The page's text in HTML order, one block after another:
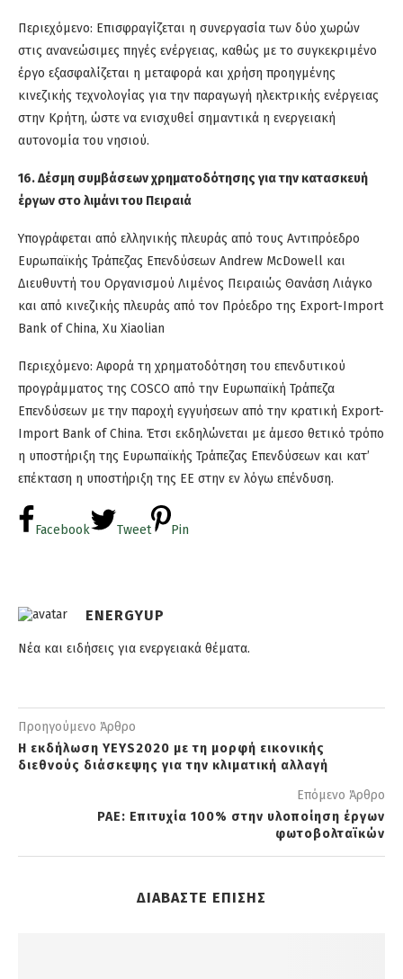
Περιεχόμενο: Επισφραγίζεται η συνεργασία των δύο χωρών
στις ανανεώσιμες πηγές ενέργειας, καθώς με το συγκεκριμένο
έργο εξασφαλίζεται η μεταφορά και χρήση προηγμένης
κινεζικής τεχνολογίας για την παραγωγή ηλεκτρικής ενέργειας
στην Κρήτη, ώστε να ενισχυθεί σημαντικά η ενεργειακή
αυτονομία του νησιού.
16. Δέσμη συμβάσεων χρηματοδότησης για την κατασκευή
έργων στο λιμάνι του Πειραιά
Υπογράφεται από ελληνικής πλευράς από τους Αντιπρόεδρο
Ευρωπαϊκής Τράπεζας Επενδύσεων Andrew McDowell και
Διευθυντή του Οργανισμού Λιμένος Πειραιώς Θανάση Λιάγκο
και από κινεζικής πλευράς από τον Πρόεδρο της Εxport-Import
Bank of China, Xu Xiaolian
Περιεχόμενο: Αφορά τη χρηματοδότηση του επενδυτικού
προγράμματος της COSCO από την Ευρωπαϊκή Τράπεζα
Επενδύσεων με την παροχή εγγυήσεων από την κρατική Εxport-
Import Bank of China. Έτσι εκδηλώνεται με άμεσο θετικό τρόπο
η υποστήριξη της Ευρωπαϊκής Τράπεζας Επενδύσεων και κατ’
επέκταση η υποστήριξη της ΕΕ στην εν λόγω επένδυση.
Facebook Tweet Pin
ENERGYUP
Νέα και ειδήσεις για ενεργειακά θέματα.
Προηγούμενο Άρθρο
Η εκδήλωση YEYS2020 με τη μορφή εικονικής
διεθνούς διάσκεψης για την κλιματική αλλαγή
Επόμενο Άρθρο
ΡΑΕ: Επιτυχία 100% στην υλοποίηση έργων
φωτοβολταϊκών
ΔΙΑΒΑΣΤΕ ΕΠΙΣΗΣ